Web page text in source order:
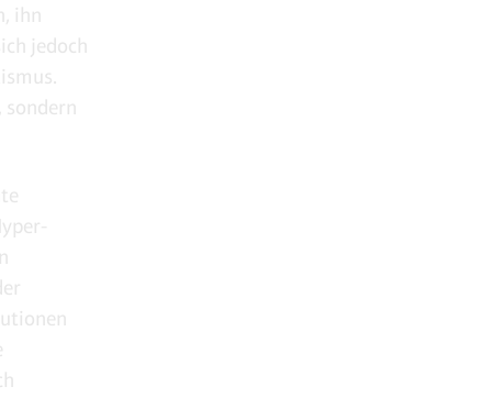
ihn
jedoch
sondern